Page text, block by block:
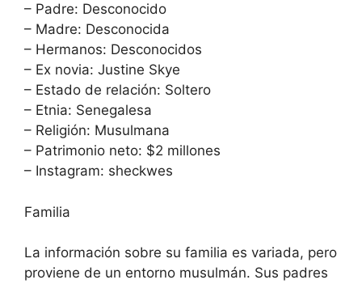
– Padre: Desconocido
– Madre: Desconocida
– Hermanos: Desconocidos
– Ex novia: Justine Skye
– Estado de relación: Soltero
– Etnia: Senegalesa
– Religión: Musulmana
– Patrimonio neto: $2 millones
– Instagram: sheckwes
Familia
La información sobre su familia es variada, pero
proviene de un entorno musulmán. Sus padres